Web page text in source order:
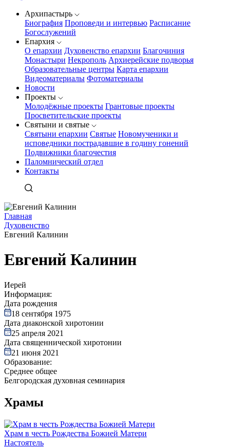
Архипастырь
Биография Проповеди и интервью Расписание
Богослужений
Епархия
О епархии Духовенство епархии Благочиния
Монастыри Некрополь Архиерейские подворья
Образовательные центры Карта епархии
Видеоматериалы Фотоматериалы
Новости
Проекты
Молодёжные проекты Грантовые проекты
Просветительские проекты
Святыни и святые
Святыни епархии Святые Новомученики и
исповедники пострадавшие в годину гонений
Подвижники благочестия
Паломнический отдел
Контакты
Главная
Духовенство
Евгений Калинин
Евгений Калинин
Иерей
Информация:
Дата рождения
18 сентября 1975
Дата диаконской хиротонии
25 апреля 2021
Дата священнической хиротонии
21 июня 2021
Образование:
Cреднее общее
Белгородская духовная семинария
Храмы
Храм в честь Рождества Божией Матери
Настоятель